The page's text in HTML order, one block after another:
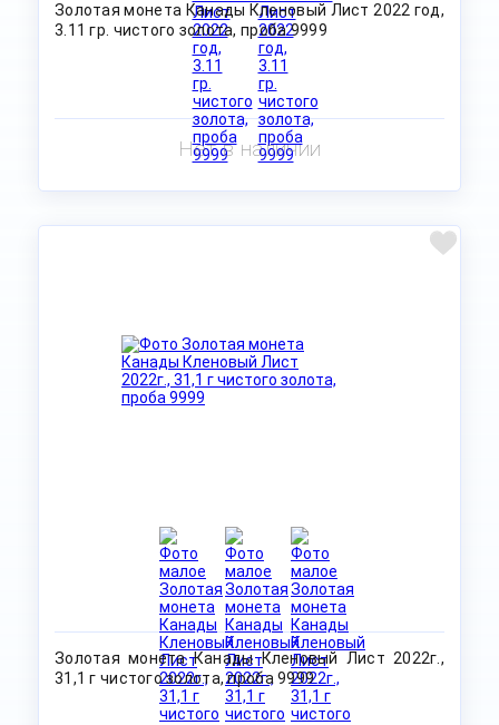
Золотая монета Канады Кленовый Лист 2022 год,
3.11 гр. чистого золота, проба 9999
Нет в наличии
Золотая монета Канады Кленовый Лист 2022г.,
31,1 г чистого золота, проба 9999